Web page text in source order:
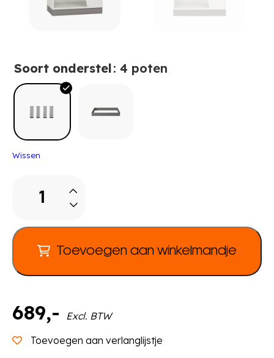
Soort onderstel: 4 poten
Wissen
689,- Excl. BTW
Terugtrekkast
rechts
aantal
Toevoegen aan winkelmandje
Toevoegen aan verlanglijstje